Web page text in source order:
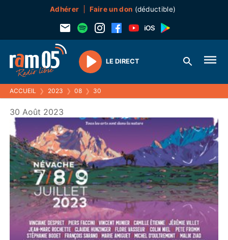
Adhérer Faire un don (déductible)
Play
LE DIRECT
ACCUEIL ❯ 2023 ❯ 08 ❯ 30
30 Août 2023